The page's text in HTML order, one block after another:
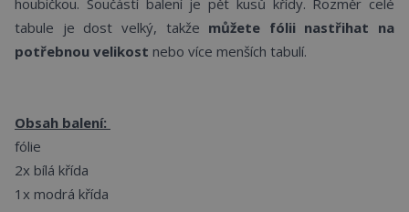
tabule je dost velký, takže můžete fólii nastřihat na
potřebnou velikost nebo více menších tabulí.
Obsah balení:
fólie
2x bílá křída
1x modrá křída